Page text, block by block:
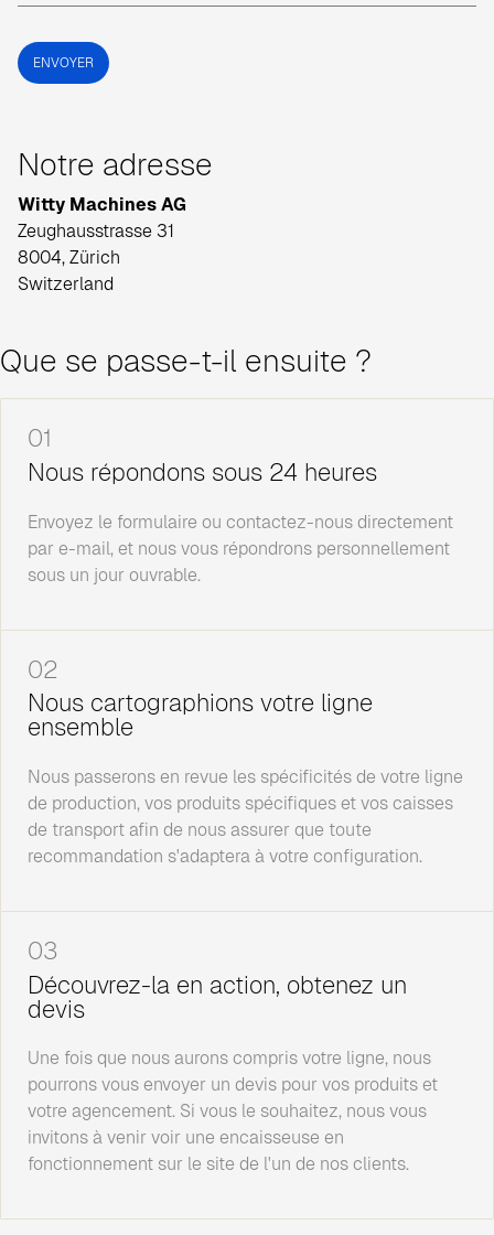
Notre adresse
Witty Machines AG
Zeughausstrasse 31
8004, Zürich
Switzerland
Que se passe-t-il ensuite ?
01
Nous répondons sous 24 heures
Envoyez le formulaire ou contactez-nous directement
par e-mail, et nous vous répondrons personnellement
sous un jour ouvrable.
02
Nous cartographions votre ligne
ensemble
Nous passerons en revue les spécificités de votre ligne
de production, vos produits spécifiques et vos caisses
de transport afin de nous assurer que toute
recommandation s'adaptera à votre configuration.
03
Découvrez-la en action, obtenez un
devis
Une fois que nous aurons compris votre ligne, nous
pourrons vous envoyer un devis pour vos produits et
votre agencement. Si vous le souhaitez, nous vous
invitons à venir voir une encaisseuse en
fonctionnement sur le site de l'un de nos clients.